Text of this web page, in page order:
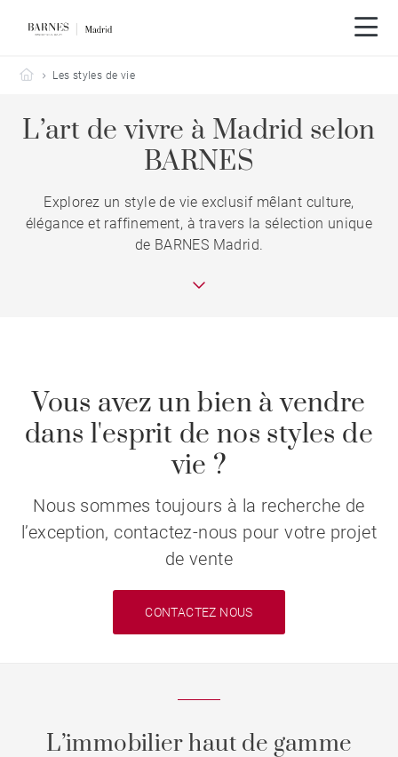
Barnes Madrid
Les styles de vie
L’art de vivre à Madrid selon
BARNES
Explorez un style de vie exclusif mêlant culture,
élégance et raffinement, à travers la sélection unique
de BARNES Madrid.
Vous avez un bien à vendre
dans l'esprit de nos styles de
vie ?
Nous sommes toujours à la recherche de
l’exception, contactez-nous pour votre projet
de vente
CONTACTEZ NOUS
L’immobilier haut de gamme